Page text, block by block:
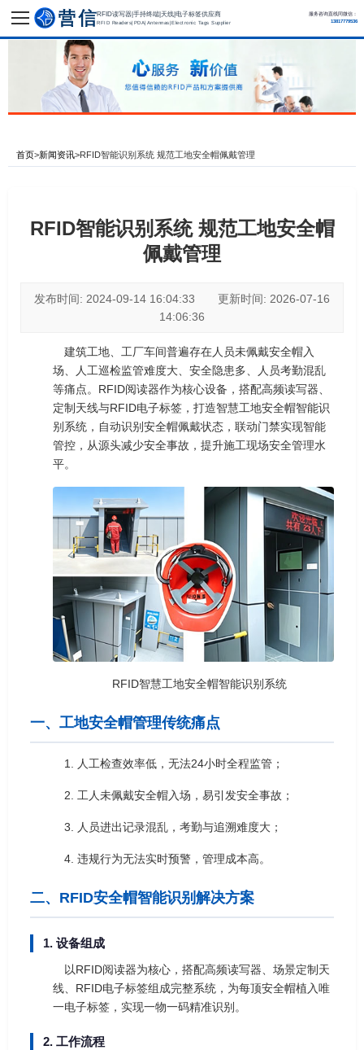
RFID读写器|手持终端|天线|电子标签供应商
RFID Readers|PDA|Antennas|Electronic Tags Supplier
服务咨询直线同微信：
13817779536
首页>新闻资讯>RFID智能识别系统 规范工地安全帽佩戴管理
RFID智能识别系统 规范工地安全帽
佩戴管理
发布时间: 2024-09-14 16:04:33 更新时间: 2026-07-16
14:06:36
建筑工地、工厂车间普遍存在人员未佩戴安全帽入
场、人工巡检监管难度大、安全隐患多、人员考勤混乱
等痛点。RFID阅读器作为核心设备，搭配高频读写器、
定制天线与RFID电子标签，打造智慧工地安全帽智能识
别系统，自动识别安全帽佩戴状态，联动门禁实现智能
管控，从源头减少安全事故，提升施工现场安全管理水
平。
RFID智慧工地安全帽智能识别系统
一、工地安全帽管理传统痛点
1. 人工检查效率低，无法24小时全程监管；
2. 工人未佩戴安全帽入场，易引发安全事故；
3. 人员进出记录混乱，考勤与追溯难度大；
4. 违规行为无法实时预警，管理成本高。
二、RFID安全帽智能识别解决方案
1. 设备组成
以RFID阅读器为核心，搭配高频读写器、场景定制天
线、RFID电子标签组成完整系统，为每顶安全帽植入唯
一电子标签，实现一物一码精准识别。
2. 工作流程